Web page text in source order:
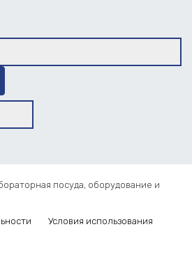
посуда, оборудование и
Условия использования